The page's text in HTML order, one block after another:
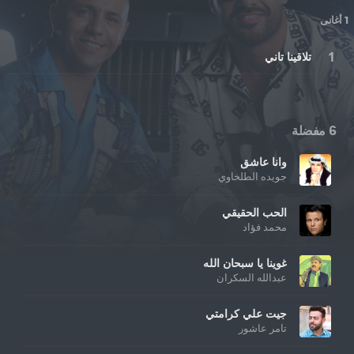
1 أغانى
تلاقينا تاني
6 مفضلة
وانا عاشق
جويده الطلخاوي
الحب الحقيقي
محمد فؤاد
غوينا يا سبحان الله
عبدالله السكران
جيت علي كرامتي
تامر عاشور